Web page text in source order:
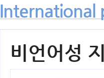
International
비언어성